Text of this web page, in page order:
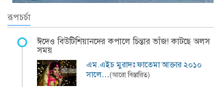
রূপচর্চা
ঈদেও বিউটিশিয়ানদের কপালে চিন্তার ভাঁজ! কাটছে অলস
সময়
এম.এইচ মুরাদঃ ফাতেমা আক্তার ২০১০
সালে…(আরো বিস্তারিত)